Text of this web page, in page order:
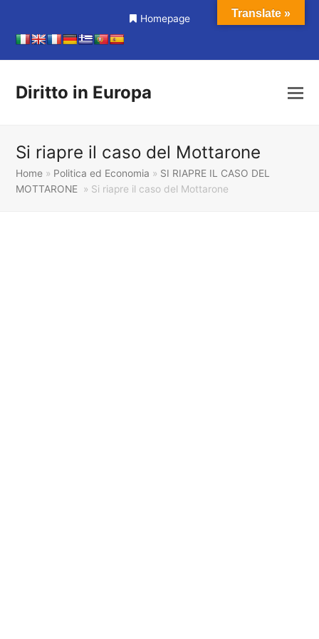
Homepage
Diritto in Europa
Si riapre il caso del Mottarone
Home » Politica ed Economia » SI RIAPRE IL CASO DEL
MOTTARONE » Si riapre il caso del Mottarone
Translate »